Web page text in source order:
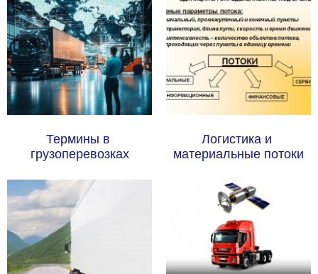
Термины в
грузоперевозках
Логистика и
материальные потоки